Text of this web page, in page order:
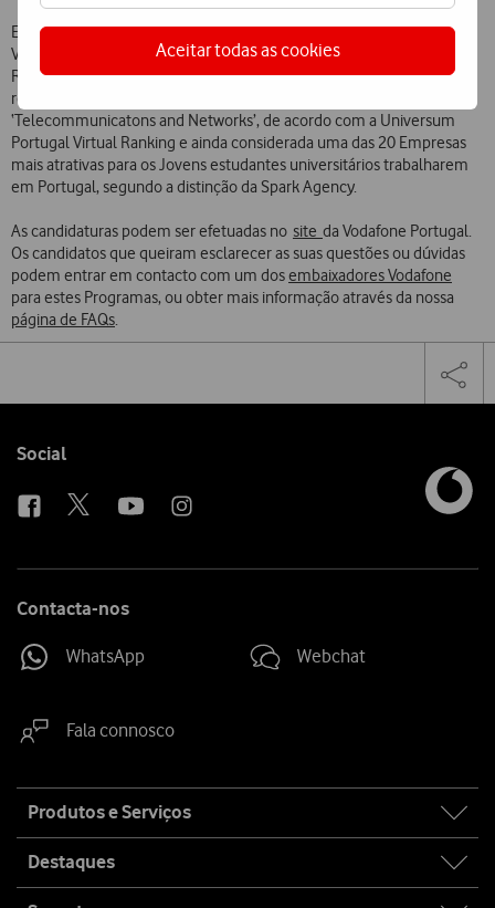
Aceitar todas as cookies
Esse trabalho tem vindo a ser distinguido ao longo dos anos, com a
Vodafone a ser reconhecida várias vezes pela sua atuação na área de
Recursos Humanos e 2020 não foi exceção. A Empresa foi
reconhecida número 1 em termos de atratividade no setor
‘Telecommunicatons and Networks’, de acordo com a Universum
Portugal Virtual Ranking e ainda considerada uma das 20 Empresas
mais atrativas para os Jovens estudantes universitários trabalharem
em Portugal, segundo a distinção da Spark Agency.
As candidaturas podem ser efetuadas no site da Vodafone Portugal.
Os candidatos que queiram esclarecer as suas questões ou dúvidas
podem entrar em contacto com um dosembaixadores Vodafone
para estes Programas, ou obter mais informação através da nossa
página de FAQs.
social
Facebook
Follow
Social
Contacta-nos
WhatsApp Webchat
Fala connosco
map
Produtos e Serviços
Destaques